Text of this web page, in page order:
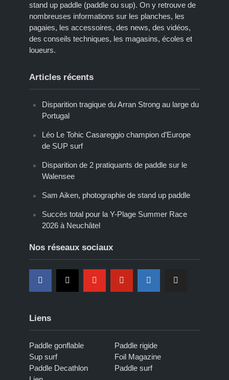
stand up paddle (paddle ou sup). On y retrouve de
nombreuses informations sur les planches, les
pagaies, les accessoires, des news, des vidéos,
des conseils techniques, les magasins, écoles et
loueurs.
Articles récents
Disparition tragique du Arran Strong au large du
Portugal
Léo Le Tohic Casareggio champion d’Europe
de SUP surf
Disparition de 2 pratiquants de paddle sur le
Walensee
Sam Aiken, photographie de stand up paddle
Succès total pour la Y-Plage Summer Race
2026 à Neuchâtel
Nos réseaux sociaux
Liens
Paddle gonflable
Paddle rigide
Sup surf
Foil Magazine
Paddle Decathlon
Paddle surf